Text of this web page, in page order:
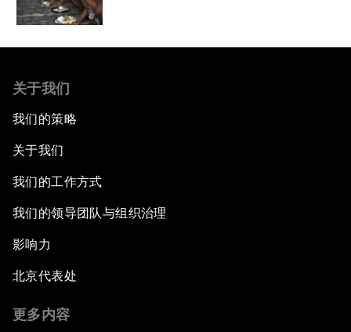
关于我们
我们的策略
关于我们
我们的工作方式
我们的领导团队与组织治理
影响力
北京代表处
更多内容